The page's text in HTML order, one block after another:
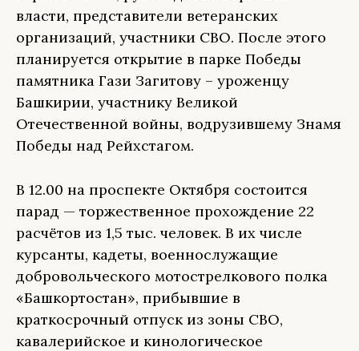
власти, представители ветеранских
организаций, участники СВО. После этого
планируется открытие в парке Победы
памятника Гази Загитову – уроженцу
Башкирии, участнику Великой
Отечественной войны, водрузившему Знамя
Победы над Рейхстагом.
В 12.00 на проспекте Октября состоится
парад — торжественное прохождение 22
расчётов из 1,5 тыс. человек. В их числе
курсанты, кадеты, военнослужащие
добровольческого мотострелкового полка
«Башкортостан», прибывшие в
краткосрочный отпуск из зоны СВО,
кавалерийское и кинологическое